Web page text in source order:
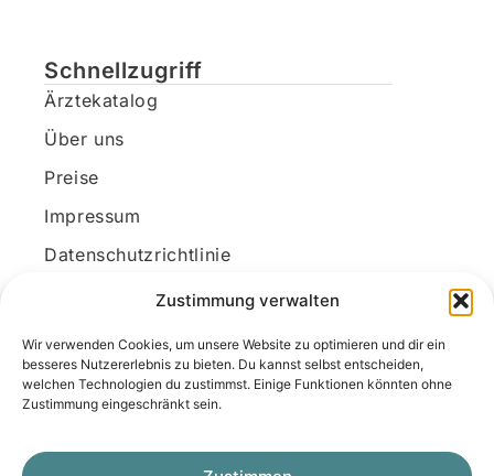
Zustimmung verwalten
Wir verwenden Cookies, um unsere Website zu optimieren und dir ein
besseres Nutzererlebnis zu bieten. Du kannst selbst entscheiden,
welchen Technologien du zustimmst. Einige Funktionen könnten ohne
Zustimmung eingeschränkt sein.
Schnellzugriff
Ärztekatalog
Über uns
Preise
Impressum
Datenschutzrichtlinie
Kundenkonto
Unsere Kontaktdaten
E-Mail: kontakt@docanonym.com